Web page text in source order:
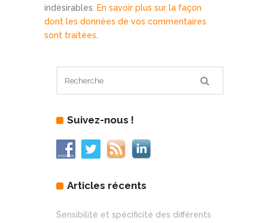
indésirables. En savoir plus sur la façon
dont les données de vos commentaires
sont traitées.
Suivez-nous !
Articles récents
Sensibilité et spécificité des différents